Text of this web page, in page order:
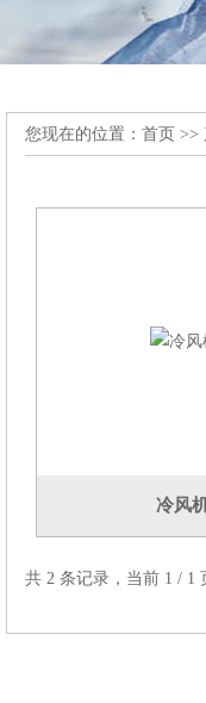
您现在的位置： 首页 >>
冷风
共 2 条记录，当前 1 /